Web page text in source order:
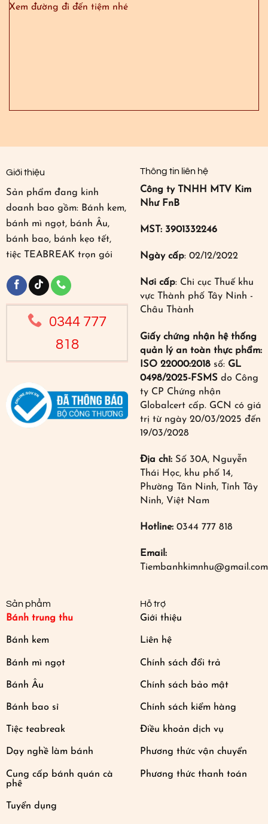
Xem đường đi đến tiệm nhé
Giới thiệu
Sản phẩm đang kinh
doanh bao gồm: Bánh kem,
bánh mì ngọt, bánh Âu,
bánh bao, bánh kẹo tết,
tiệc TEABREAK trọn gói
0344 777
818
Thông tin liên hệ
Công ty TNHH MTV Kim
Như FnB
MST: 3901332246
Ngày cấp: 02/12/2022
Nơi cấp: Chi cục Thuế khu
vực Thành phố Tây Ninh -
Châu Thành
Giấy chứng nhận hệ thống
quản lý an toàn thực phẩm:
ISO 22000:2018 số: GL
0498/2025-FSMS do Công
ty CP Chứng nhận
Globalcert cấp. GCN có giá
trị từ ngày 20/03/2025 đến
19/03/2028
Địa chỉ: Số 30A, Nguyễn
Thái Học, khu phố 14,
Phường Tân Ninh, Tỉnh Tây
Ninh, Việt Nam
Hotline: 0344 777 818
Email:
Tiembanhkimnhu@gmail.com
Sản phẩm
Bánh trung thu
Bánh kem
Bánh mì ngọt
Bánh Âu
Bánh bao sỉ
Tiệc teabreak
Dạy nghề làm bánh
Cung cấp bánh quán cà
phê
Tuyển dụng
Hỗ trợ
Giới thiệu
Liên hệ
Chính sách đổi trả
Chính sách bảo mật
Chính sách kiểm hàng
Điều khoản dịch vụ
Phương thức vận chuyển
Phương thức thanh toán